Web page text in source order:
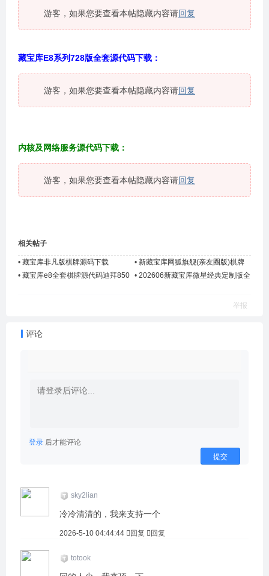
游客，如果您要查看本帖隐藏内容请回复
藏宝库E8系列728版全套源代码下载：
游客，如果您要查看本帖隐藏内容请回复
内核及网络服务源代码下载：
游客，如果您要查看本帖隐藏内容请回复
相关帖子
• 藏宝库非凡版棋牌源码下载 • 新藏宝库网狐旗舰(亲友圈版)棋牌
全套源码下载
• 藏宝库e8全套棋牌源代码迪拜850 • 202606新藏宝库微星经典定制版全
举报
评论
登录 后才能评论
提交
sky2lian
冷冷清清的，我来支持一个
2026-5-10 04:44:44 回复 回复
totook